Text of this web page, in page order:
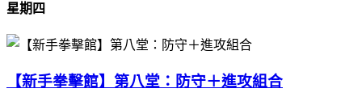
星期四
【新手拳擊館】第八堂：防守＋進攻組合